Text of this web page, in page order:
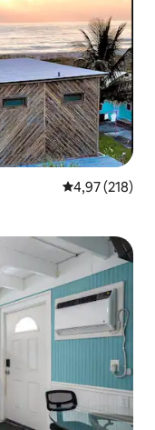
Μέση
4,97 (218)